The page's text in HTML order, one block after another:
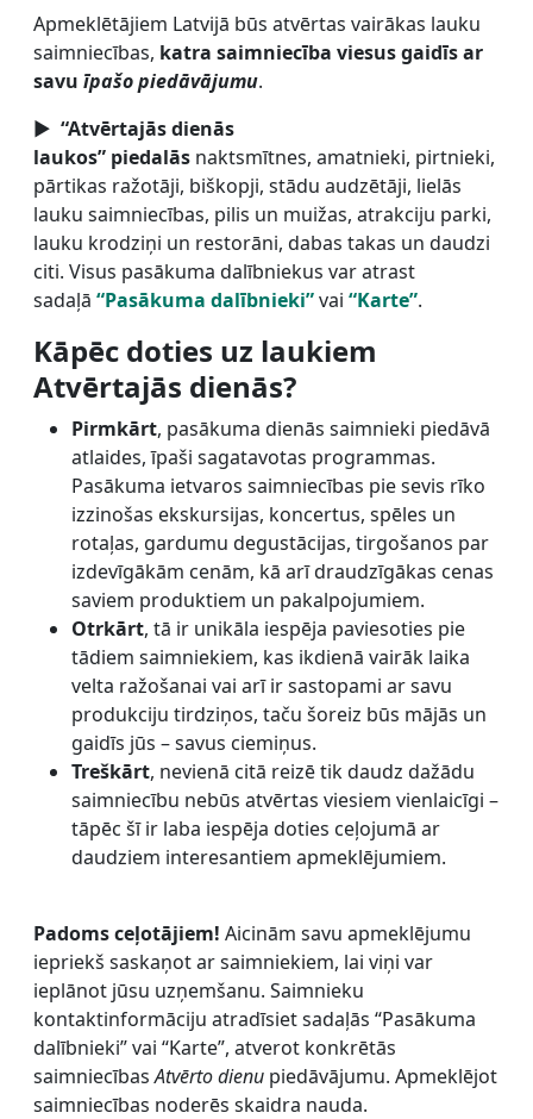
Apmeklētājiem Latvijā būs atvērtas vairākas lauku
saimniecības, katra saimniecība viesus gaidīs ar
savu īpašo piedāvājumu.
► “Atvērtajās dienās
laukos” piedalās naktsmītnes, amatnieki, pirtnieki,
pārtikas ražotāji, biškopji, stādu audzētāji, lielās
lauku saimniecības, pilis un muižas, atrakciju parki,
lauku krodziņi un restorāni, dabas takas un daudzi
citi. Visus pasākuma dalībniekus var atrast
sadaļā “Pasākuma dalībnieki”vai “Karte”.
Kāpēc doties uz laukiem
Atvērtajās dienās?
Pirmkārt, pasākuma dienās saimnieki piedāvā
atlaides, īpaši sagatavotas programmas.
Pasākuma ietvaros saimniecības pie sevis rīko
izzinošas ekskursijas, koncertus, spēles un
rotaļas, gardumu degustācijas, tirgošanos par
izdevīgākām cenām, kā arī draudzīgākas cenas
saviem produktiem un pakalpojumiem.
Otrkārt, tā ir unikāla iespēja paviesoties pie
tādiem saimniekiem, kas ikdienā vairāk laika
velta ražošanai vai arī ir sastopami ar savu
produkciju tirdziņos, taču šoreiz būs mājās un
gaidīs jūs – savus ciemiņus.
Treškārt, nevienā citā reizē tik daudz dažādu
saimniecību nebūs atvērtas viesiem vienlaicīgi –
tāpēc šī ir laba iespēja doties ceļojumā ar
daudziem interesantiem apmeklējumiem.
Padoms ceļotājiem! Aicinām savu apmeklējumu
iepriekš saskaņot ar saimniekiem, lai viņi var
ieplānot jūsu uzņemšanu. Saimnieku
kontaktinformāciju atradīsiet sadaļās “Pasākuma
dalībnieki” vai “Karte”, atverot konkrētās
saimniecībasAtvērto dienu piedāvājumu. Apmeklējot
saimniecības noderēs skaidra nauda.